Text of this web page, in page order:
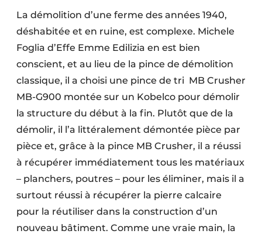
Rénovation
Sécurité incendie
Software
Techniques ferroviaires
Travaux ferroviaires
La démolition d’une ferme des années 1940,
déshabitée et en ruine, est complexe. Michele
Foglia d’Effe Emme Edilizia en est bien
conscient, et au lieu de la pince de démolition
classique, il a choisi une pince de tri MB Crusher
MB-G900 montée sur un Kobelco pour démolir
la structure du début à la fin. Plutôt que de la
démolir, il l’a littéralement démontée pièce par
pièce et, grâce à la pince MB Crusher, il a réussi
à récupérer immédiatement tous les matériaux
– planchers, poutres – pour les éliminer, mais il a
surtout réussi à récupérer la pierre calcaire
pour la réutiliser dans la construction d’un
nouveau bâtiment. Comme une vraie main, la